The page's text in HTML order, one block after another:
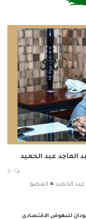
الماجد عبد الحميد
عبد الحميد ■ العضو
للنهوض الاقتصادي